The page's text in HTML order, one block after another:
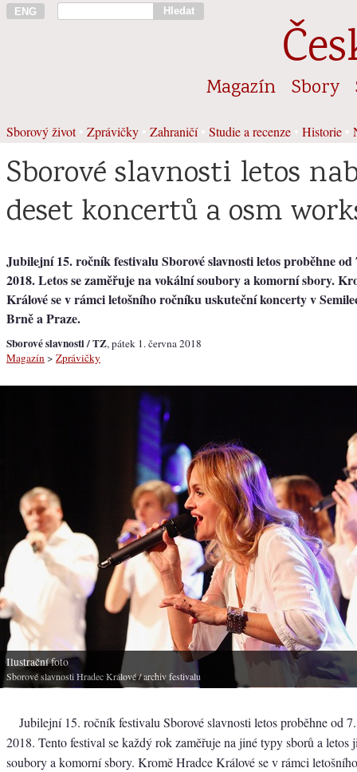
ENG Hledat
Magazín Sbory
Sborový život• Zprávičky Zahraničí• Studie a recenze Historie
Sborové slavnosti letos
deset koncertů a osm
Jubilejní 15. ročník festivalu Sborové slavnosti letos proběhne od
2018. Letos se zaměřuje na vokální soubory a komorní sbory.
Králové se v rámci letošního ročníku uskuteční koncerty v
Brně a Praze.
Sborové slavnosti / TZ, pátek 1. června 2018
Magazín > Zprávičky
Ilustrační foto
Sborové slavnosti Hradec Králové/ archiv festivalu
Jubilejní 15. ročník festivalu Sborové slavnosti letos proběhne od
2018. Tento festival se každý rok zaměřuje na jiné typy sborů a letos
soubory a komorní sbory. Kromě Hradce Králové se v rámci